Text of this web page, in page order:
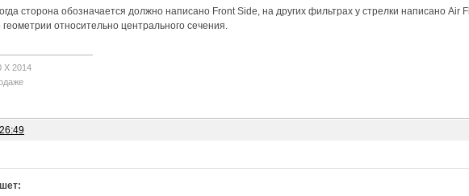
сторона обозначается должно написано Front Side, на других фильтрах у стрелки написано
относительно центрального сечения.
X 2014